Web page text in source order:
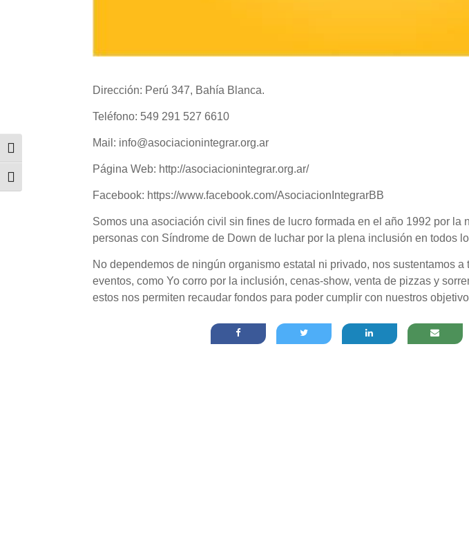
Alternar alto contraste
Alternar tamaño de letra
Dirección: Perú 347, Bahía Blanca.
Teléfono: 549 291 527 6610
Mail: info@asociacionintegrar.org.ar
Página Web: http://asociacionintegrar.org.ar/
Facebook: https://www.facebook.com/AsociacionIntegrarBB
Somos una asociación civil sin fines de lucro formada en el año 1992 por la
personas con Síndrome de Down de luchar por la plena inclusión en todos
No dependemos de ningún organismo estatal ni privado, nos sustentamos
eventos, como Yo corro por la inclusión, cenas-show, venta de pizzas y
estos nos permiten recaudar fondos para poder cumplir con nuestros